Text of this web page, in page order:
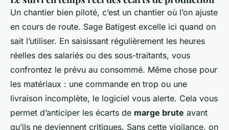
Un chantier bien piloté, c’est un chantier où l’on ajuste
en cours de route. Sage Batigest excelle ici quand on
sait l’utiliser. En saisissant régulièrement les heures
réelles des salariés ou des sous-traitants, vous
confrontez le prévu au consommé. Même chose pour
les matériaux : une commande en trop ou une
livraison incomplète, le logiciel vous alerte. Cela vous
permet d’anticiper les écarts de marge brute avant
qu’ils ne deviennent critiques. Sans cette vigilance, on